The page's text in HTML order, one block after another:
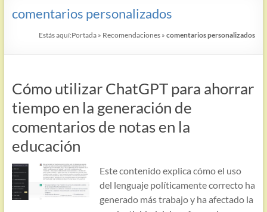
comentarios personalizados
Estás aquí:Portada » Recomendaciones »comentarios personalizados
Cómo utilizar ChatGPT para ahorrar
tiempo en la generación de
comentarios de notas en la
educación
Este contenido explica cómo el uso
del lenguaje políticamente correcto ha
generado más trabajo y ha afectado la